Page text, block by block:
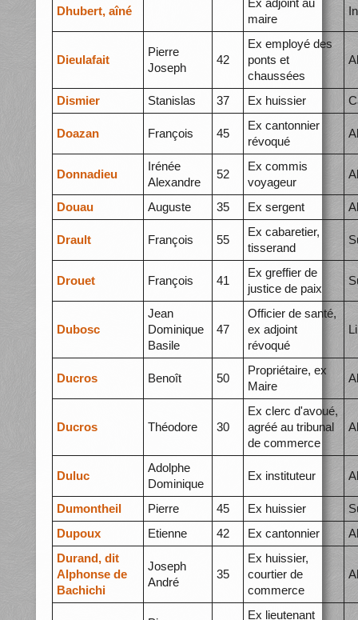
Dhubert, aîné
Ex adjoint au
maire
Dieulafait
Pierre
Joseph
42
Ex employé des
ponts et
chaussées
Dismier Stanislas 37 Ex huissier
Doazan François 45
Ex cantonnier
révoqué
Donnadieu
Irénée
Alexandre
52
Ex commis
voyageur
Douau Auguste 35 Ex sergent
Drault François 55
Ex cabaretier,
tisserand
Drouet François 41
Ex greffier de
justice de paix
Dubosc
Jean
Dominique
Basile
47
Officier de santé,
ex adjoint
révoqué
Ducros Benoît 50
Propriétaire, ex
Maire
Ducros Théodore 30
Ex clerc d'avoué,
agréé au tribunal
de commerce
Duluc
Adolphe
Dominique
Ex instituteur
Dumontheil Pierre 45 Ex huissier
Dupoux
Etienne 42 Ex cantonnier
Durand, dit
Alphonse de
Bachichi
Joseph
André
35
Ex huissier,
courtier de
commerce
Ex lieutenant